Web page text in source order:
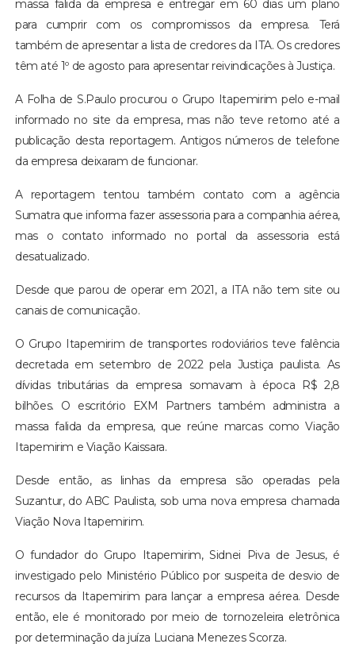
massa falida da empresa e entregar em 60 dias um plano
para cumprir com os compromissos da empresa. Terá
também de apresentar a lista de credores da ITA. Os credores
têm até 1º de agosto para apresentar reivindicações à Justiça.
A Folha de S.Paulo procurou o Grupo Itapemirim pelo e-mail
informado no site da empresa, mas não teve retorno até a
publicação desta reportagem. Antigos números de telefone
da empresa deixaram de funcionar.
A reportagem tentou também contato com a agência
Sumatra que informa fazer assessoria para a companhia aérea,
mas o contato informado no portal da assessoria está
desatualizado.
Desde que parou de operar em 2021, a ITA não tem site ou
canais de comunicação.
O Grupo Itapemirim de transportes rodoviários teve falência
decretada em setembro de 2022 pela Justiça paulista. As
dívidas tributárias da empresa somavam à época R$ 2,8
bilhões. O escritório EXM Partners também administra a
massa falida da empresa, que reúne marcas como Viação
Itapemirim e Viação Kaissara.
Desde então, as linhas da empresa são operadas pela
Suzantur, do ABC Paulista, sob uma nova empresa chamada
Viação Nova Itapemirim.
O fundador do Grupo Itapemirim, Sidnei Piva de Jesus, é
investigado pelo Ministério Público por suspeita de desvio de
recursos da Itapemirim para lançar a empresa aérea. Desde
então, ele é monitorado por meio de tornozeleira eletrônica
por determinação da juíza Luciana Menezes Scorza.